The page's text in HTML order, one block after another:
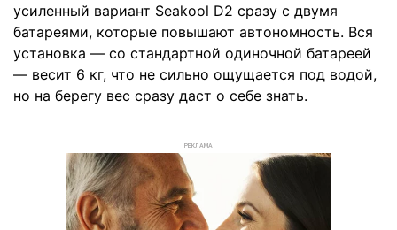
усиленный вариант Seakool D2 сразу с двумя
батареями, которые повышают автономность. Вся
установка — со стандартной одиночной батареей
— весит 6 кг, что не сильно ощущается под водой,
но на берегу вес сразу даст о себе знать.
РЕКЛАМА